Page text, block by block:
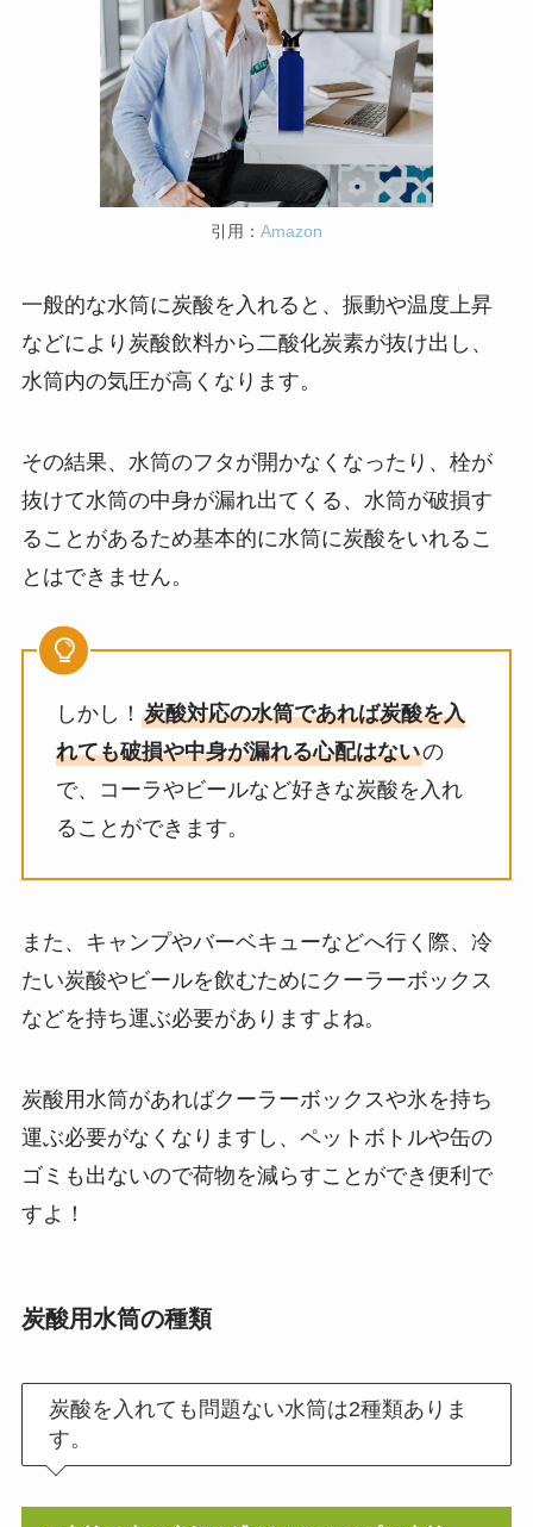
引用： Amazon
一般的な水筒に炭酸を入れると、振動や温度上昇
などにより炭酸飲料から二酸化炭素が抜け出し、
水筒内の気圧が高くなります。
その結果、水筒のフタが開かなくなったり、栓が
抜けて水筒の中身が漏れ出てくる、水筒が破損す
ることがあるため基本的に水筒に炭酸をいれるこ
とはできません。
しかし！ 炭酸対応の水筒であれば炭酸を入
れても破損や中身が漏れる心配はないの
で、コーラやビールなど好きな炭酸を入れ
ることができます。
また、キャンプやバーベキューなどへ行く際、冷
たい炭酸やビールを飲むためにクーラーボックス
などを持ち運ぶ必要がありますよね。
炭酸用水筒があればクーラーボックスや氷を持ち
運ぶ必要がなくなりますし、ペットボトルや缶の
ゴミも出ないので荷物を減らすことができ便利で
すよ！
炭酸用水筒の種類
炭酸を入れても問題ない水筒は2種類ありま
す。